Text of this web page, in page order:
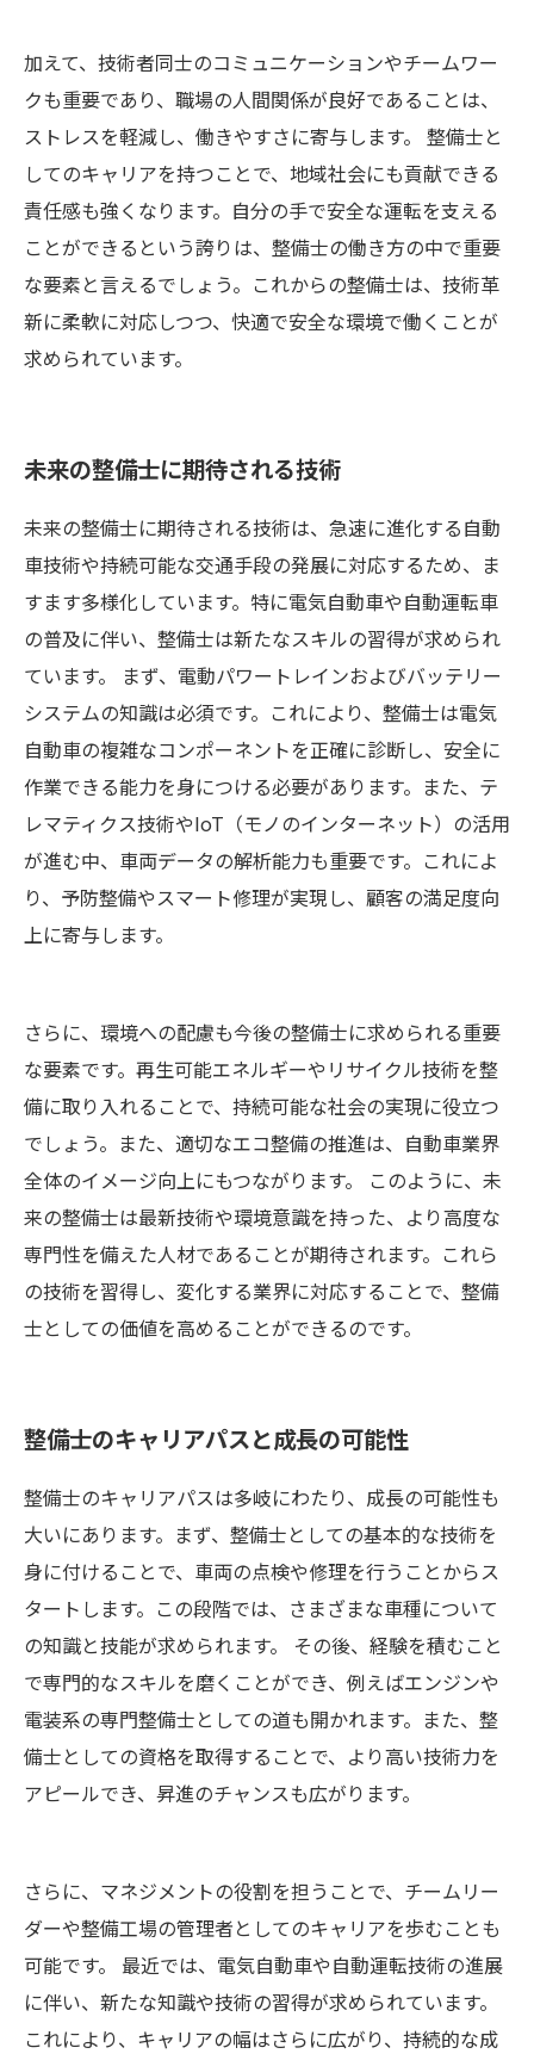
加えて、技術者同士のコミュニケーションやチームワー
クも重要であり、職場の人間関係が良好であることは、
ストレスを軽減し、働きやすさに寄与します。 整備士と
してのキャリアを持つことで、地域社会にも貢献できる
責任感も強くなります。自分の手で安全な運転を支える
ことができるという誇りは、整備士の働き方の中で重要
な要素と言えるでしょう。これからの整備士は、技術革
新に柔軟に対応しつつ、快適で安全な環境で働くことが
求められています。
未来の整備士に期待される技術
未来の整備士に期待される技術は、急速に進化する自動
車技術や持続可能な交通手段の発展に対応するため、ま
すます多様化しています。特に電気自動車や自動運転車
の普及に伴い、整備士は新たなスキルの習得が求められ
ています。 まず、電動パワートレインおよびバッテリー
システムの知識は必須です。これにより、整備士は電気
自動車の複雑なコンポーネントを正確に診断し、安全に
作業できる能力を身につける必要があります。また、テ
レマティクス技術やIoT（モノのインターネット）の活用
が進む中、車両データの解析能力も重要です。これによ
り、予防整備やスマート修理が実現し、顧客の満足度向
上に寄与します。
さらに、環境への配慮も今後の整備士に求められる重要
な要素です。再生可能エネルギーやリサイクル技術を整
備に取り入れることで、持続可能な社会の実現に役立つ
でしょう。また、適切なエコ整備の推進は、自動車業界
全体のイメージ向上にもつながります。 このように、未
来の整備士は最新技術や環境意識を持った、より高度な
専門性を備えた人材であることが期待されます。これら
の技術を習得し、変化する業界に対応することで、整備
士としての価値を高めることができるのです。
整備士のキャリアパスと成長の可能性
整備士のキャリアパスは多岐にわたり、成長の可能性も
大いにあります。まず、整備士としての基本的な技術を
身に付けることで、車両の点検や修理を行うことからス
タートします。この段階では、さまざまな車種について
の知識と技能が求められます。 その後、経験を積むこと
で専門的なスキルを磨くことができ、例えばエンジンや
電装系の専門整備士としての道も開かれます。また、整
備士としての資格を取得することで、より高い技術力を
アピールでき、昇進のチャンスも広がります。
さらに、マネジメントの役割を担うことで、チームリー
ダーや整備工場の管理者としてのキャリアを歩むことも
可能です。 最近では、電気自動車や自動運転技術の進展
に伴い、新たな知識や技術の習得が求められています。
これにより、キャリアの幅はさらに広がり、持続的な成